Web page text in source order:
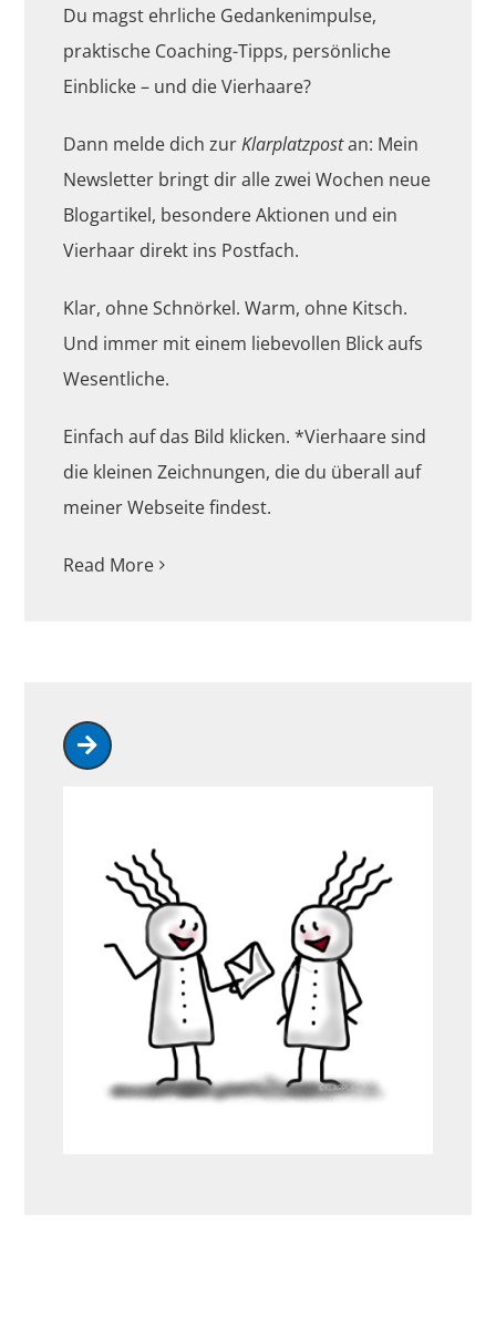
Du magst ehrliche Gedankenimpulse,
praktische Coaching-Tipps, persönliche
Einblicke – und die Vierhaare?
Dann melde dich zurKlarplatzpostan: Mein
Newsletter bringt dir alle zwei Wochen neue
Blogartikel, besondere Aktionen und ein
Vierhaar direkt ins Postfach.
Klar, ohne Schnörkel. Warm, ohne Kitsch.
Und immer mit einem liebevollen Blick aufs
Wesentliche.
Einfach auf das Bild klicken. *Vierhaare sind
die kleinen Zeichnungen, die du überall auf
meiner Webseite findest.
Read More